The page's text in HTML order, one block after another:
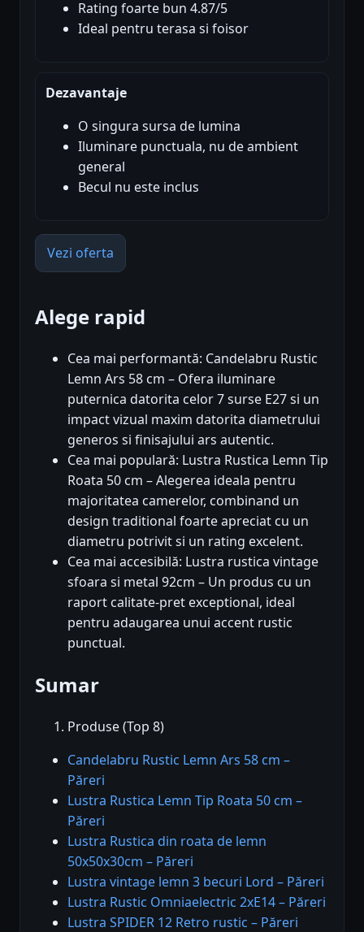
Rating foarte bun 4.87/5
Ideal pentru terasa si foisor
Dezavantaje
O singura sursa de lumina
Iluminare punctuala, nu de ambient
general
Becul nu este inclus
Vezi oferta
Alege rapid
Cea mai performantă: Candelabru Rustic
Lemn Ars 58 cm – Ofera iluminare
puternica datorita celor 7 surse E27 si un
impact vizual maxim datorita diametrului
generos si finisajului ars autentic.
Cea mai populară: Lustra Rustica Lemn Tip
Roata 50 cm – Alegerea ideala pentru
majoritatea camerelor, combinand un
design traditional foarte apreciat cu un
diametru potrivit si un rating excelent.
Cea mai accesibilă: Lustra rustica vintage
sfoara si metal 92cm – Un produs cu un
raport calitate-pret exceptional, ideal
pentru adaugarea unui accent rustic
punctual.
Sumar
Produse (Top 8)
Candelabru Rustic Lemn Ars 58 cm –
Păreri
Lustra Rustica Lemn Tip Roata 50 cm –
Păreri
Lustra Rustica din roata de lemn
50x50x30cm – Păreri
Lustra vintage lemn 3 becuri Lord – Păreri
Lustra Rustic Omniaelectric 2xE14 – Păreri
Lustra SPIDER 12 Retro rustic – Păreri